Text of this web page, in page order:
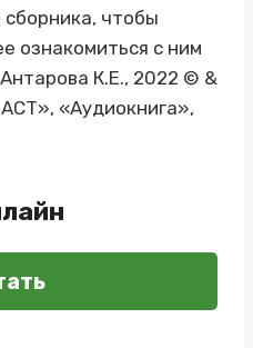
сборника, чтобы
ознакомиться с ним
К.Е., 2022 © &
«Аудиокнига»,